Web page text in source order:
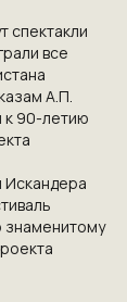
спектакли
все
А.П.
к 90-летию
Искандера
знаменитому